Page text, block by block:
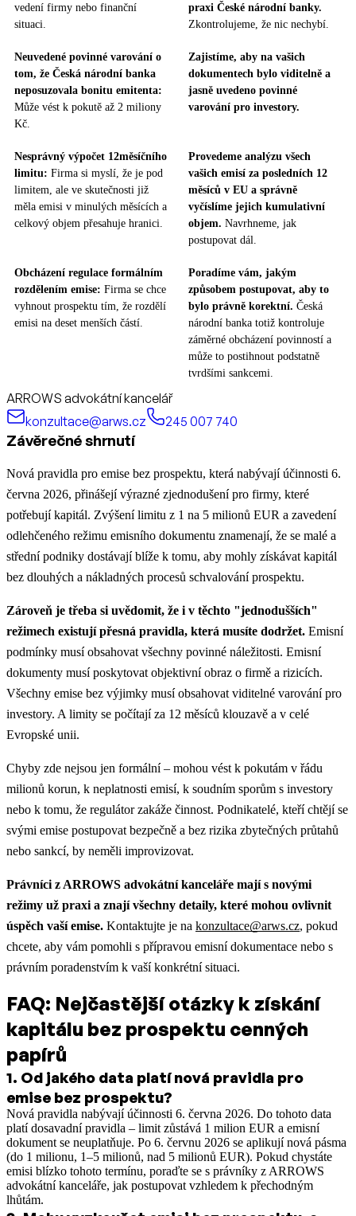
vedení firmy nebo finanční
situaci.
praxi České národní banky.
Zkontrolujeme, že nic nechybí.
Neuvedené povinné varování o
tom, že Česká národní banka
neposuzovala bonitu emitenta:
Může vést k pokutě až 2 miliony
Kč.
Zajistíme, aby na vašich
dokumentech bylo viditelně a
jasně uvedeno povinné
varování pro investory.
Nesprávný výpočet 12měsíčního
limitu: Firma si myslí, že je pod
limitem, ale ve skutečnosti již
měla emisi v minulých měsících a
celkový objem přesahuje hranici.
Provedeme analýzu všech
vašich emisí za posledních 12
měsíců v EU a správně
vyčíslíme jejich kumulativní
objem. Navrhneme, jak
postupovat dál.
Obcházení regulace formálním
rozdělením emise: Firma se chce
vyhnout prospektu tím, že rozdělí
emisi na deset menších částí.
Poradíme vám, jakým
způsobem postupovat, aby to
bylo právně korektní. Česká
národní banka totiž kontroluje
záměrné obcházení povinností a
může to postihnout podstatně
tvrdšími sankcemi.
ARROWS advokátní kancelář
konzultace@arws.cz
245 007 740
Závěrečné shrnutí
Nová pravidla pro emise bez prospektu, která nabývají účinnosti 6.
června 2026, přinášejí výrazné zjednodušení pro firmy, které
potřebují kapitál. Zvýšení limitu z 1 na 5 milionů EUR a zavedení
odlehčeného režimu emisního dokumentu znamenají, že se malé a
střední podniky dostávají blíže k tomu, aby mohly získávat kapitál
bez dlouhých a nákladných procesů schvalování prospektu.
Zároveň je třeba si uvědomit, že i v těchto "jednodušších"
režimech existují přesná pravidla, která musíte dodržet. Emisní
podmínky musí obsahovat všechny povinné náležitosti. Emisní
dokumenty musí poskytovat objektivní obraz o firmě a rizicích.
Všechny emise bez výjimky musí obsahovat viditelné varování pro
investory. A limity se počítají za 12 měsíců klouzavě a v celé
Evropské unii.
Chyby zde nejsou jen formální – mohou vést k pokutám v řádu
milionů korun, k neplatnosti emisí, k soudním sporům s investory
nebo k tomu, že regulátor zakáže činnost. Podnikatelé, kteří chtějí se
svými emise postupovat bezpečně a bez rizika zbytečných průtahů
nebo sankcí, by neměli improvizovat.
Právníci z ARROWS advokátní kanceláře mají s novými
režimy už praxi a znají všechny detaily, které mohou ovlivnit
úspěch vaší emise. Kontaktujte je na konzultace@arws.cz, pokud
chcete, aby vám pomohli s přípravou emisní dokumentace nebo s
právním poradenstvím k vaší konkrétní situaci.
FAQ: Nejčastější otázky k získání
kapitálu bez prospektu cenných
papírů
1. Od jakého data platí nová pravidla pro
emise bez prospektu?
Nová pravidla nabývají účinnosti 6. června 2026. Do tohoto data
platí dosavadní pravidla – limit zůstává 1 milion EUR a emisní
dokument se neuplatňuje. Po 6. červnu 2026 se aplikují nová pásma
(do 1 milionu, 1–5 milionů, nad 5 milionů EUR). Pokud chystáte
emisi blízko tohoto termínu, poraďte se s právníky z ARROWS
advokátní kanceláře, jak postupovat vzhledem k přechodným
lhůtám.